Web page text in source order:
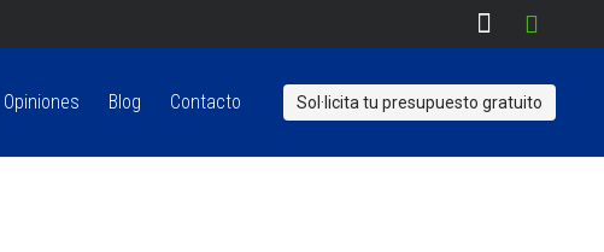
Opiniones Blog Contacto Sol·licita tu presupuesto gratuito